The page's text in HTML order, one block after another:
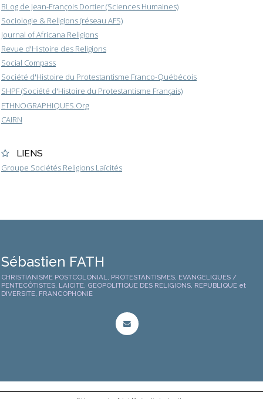
BLog de Jean-François Dortier (Sciences Humaines)
Sociologie & Religions (réseau AFS)
Journal of Africana Religions
Revue d'Histoire des Religions
Social Compass
Société d'Histoire du Protestantisme Franco-Québécois
SHPF (Société d'Histoire du Protestantisme Français)
ETHNOGRAPHIQUES.Org
CAIRN
LIENS
Groupe Sociétés Religions Laïcités
Sébastien FATH
CHRISTIANISME POSTCOLONIAL, PROTESTANTISMES, EVANGELIQUES /
PENTECÔTISTES, LAICITE, GEOPOLITIQUE DES RELIGIONS, REPUBLIQUE et
DIVERSITE, FRANCOPHONIE